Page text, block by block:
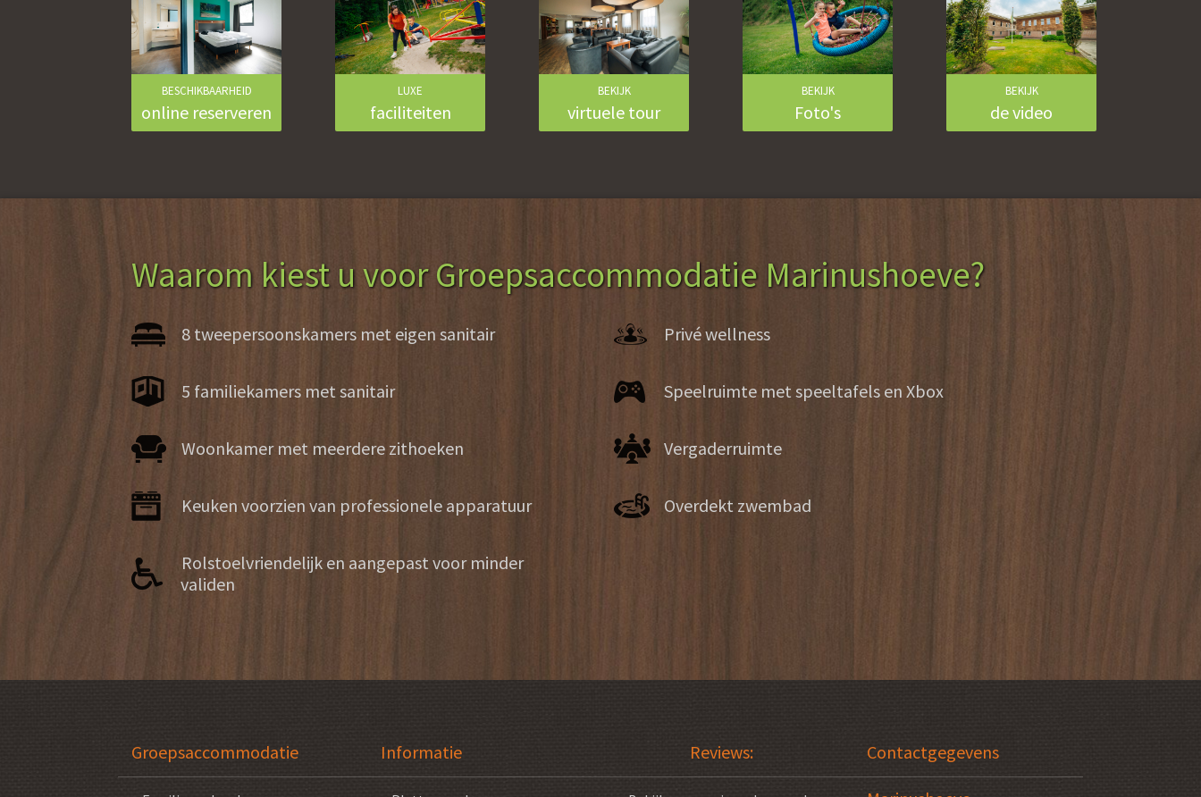
BESCHIKBAARHEID
online reserveren
LUXE
faciliteiten
BEKIJK
virtuele tour
BEKIJK
Foto's
BEKIJK
de video
Waarom kiest u voor Groepsaccommodatie Marinushoeve?
8 tweepersoonskamers met eigen sanitair
5 familiekamers met sanitair
Woonkamer met meerdere zithoeken
Keuken voorzien van professionele apparatuur
Rolstoelvriendelijk en aangepast voor minder
validen
Privé wellness
Speelruimte met speeltafels en Xbox
Vergaderruimte
Overdekt zwembad
Groepsaccommodatie Informatie Reviews: Contactgegevens